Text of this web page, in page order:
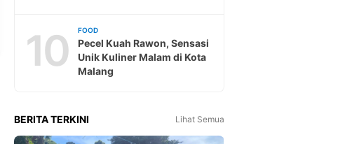
10 FOOD
Pecel Kuah Rawon, Sensasi
Unik Kuliner Malam di Kota
Malang
BERITA TERKINI Lihat Semua